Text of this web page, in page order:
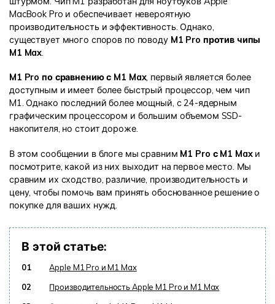
Информационный центр
MacBook Pro и обеспечивает невероятную
производительность и эффективность. Однако,
существует много споров по поводу M1 Pro против чипы
M1 Max.
M1 Pro по сравнению с M1 Max, первый является более
доступным и имеет более быстрый процессор, чем чип
M1. Однако последний более мощный, с 24-ядерным
графическим процессором и большим объемом SSD-
накопителя, но стоит дороже.
В этом сообщении в блоге мы сравним M1 Pro с M1 Max и
посмотрите, какой из них выходит на первое место. Мы
сравним их сходство, различие, производительность и
цену, чтобы помочь вам принять обоснованное решение о
покупке для ваших нужд.
В этой статье:
01
Apple M1 Pro и M1 Max
02
Производительность Apple M1 Pro и M1 Max